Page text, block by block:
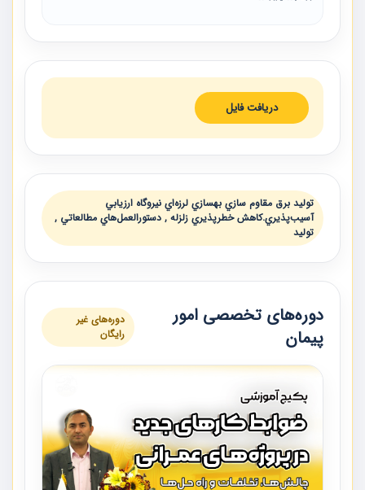
دریافت فایل
توليد برق مقاوم سازي بهسازي لرزه‌اي نيروگاه ارزيابي
آسيب‌پذيري.كاهش خطرپذيري زلزله , دستورالعمل‌هاي مطالعاتي ,
تولید
دوره‌های تخصصی امور
پیمان
دوره‌های غیر
رایگان